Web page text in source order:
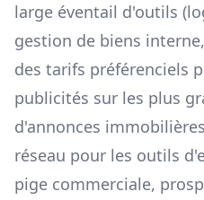
large éventail d'outils
gestion de biens
des tarifs préférenciels
publicités sur les plus
d'annonces
réseau pour les outils
pige commerciale,